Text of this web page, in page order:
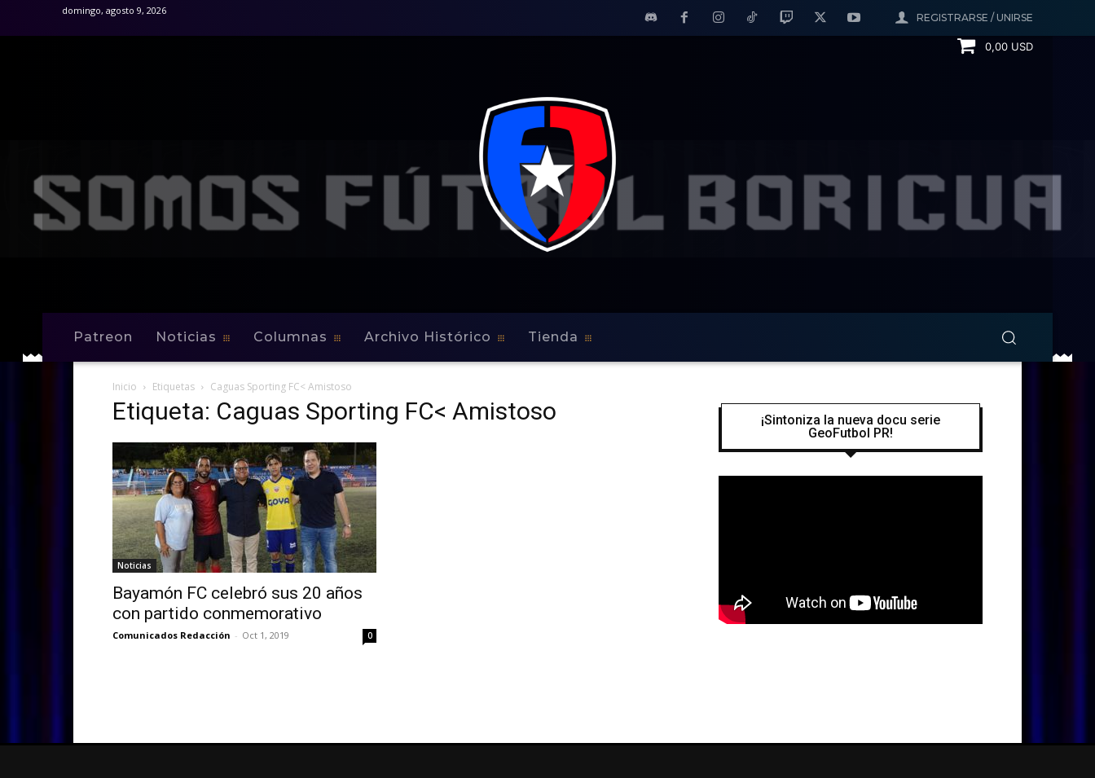
REGISTRARSE / UNIRSE
domingo, agosto 9, 2026
0,00 USD
Patreon Noticias Columnas Archivo Histórico Tienda
Inicio Etiquetas Caguas Sporting FC< Amistoso
Etiqueta: Caguas Sporting FC< Amistoso
Noticias
Bayamón FC celebró sus 20 años
con partido conmemorativo
Comunicados Redacción - Oct 1, 2019 0
¡Sintoniza la nueva docu serie
GeoFutbol PR!